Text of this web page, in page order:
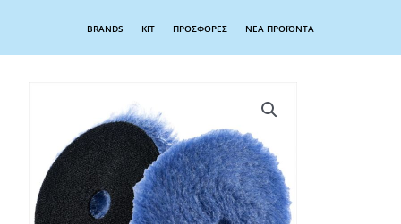
BRANDS KIT ΠΡΟΣΦΟΡΕΣ ΝΕΑ ΠΡΟΪΟΝΤΑ